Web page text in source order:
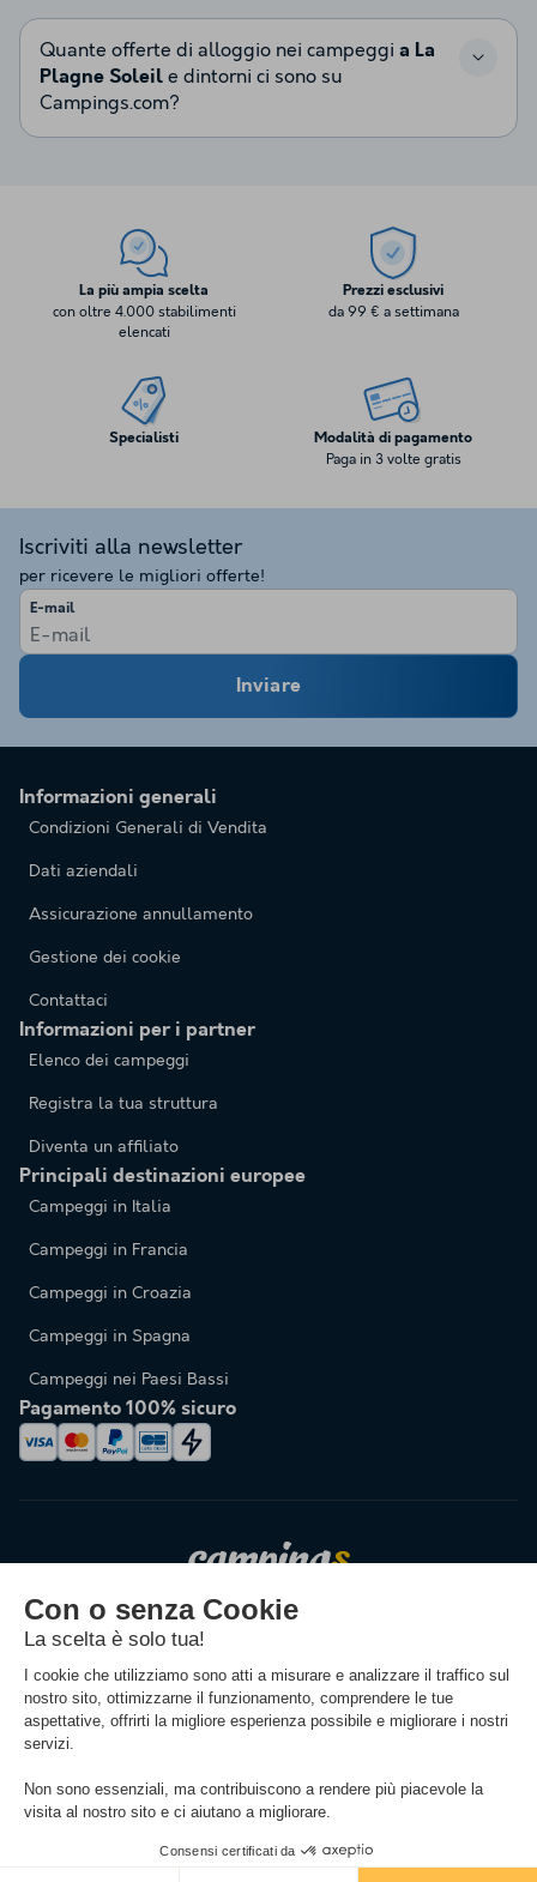
Quante offerte di alloggio nei campeggi a La
Plagne Soleil e dintorni ci sono su
Campings.com?
La più ampia scelta
con oltre 4.000 stabilimenti
elencati
Prezzi esclusivi
da 99 € a settimana
Specialisti Modalità di pagamento
Paga in 3 volte gratis
Iscriviti alla newsletter
per ricevere le migliori offerte!
E-mail
Inviare
Informazioni generali
Condizioni Generali di Vendita
Dati aziendali
Assicurazione annullamento
Gestione dei cookie
Contattaci
Informazioni per i partner
Elenco dei campeggi
Registra la tua struttura
Diventa un affiliato
Principali destinazioni europee
Campeggi in Italia
Campeggi in Francia
Campeggi in Croazia
Campeggi in Spagna
Campeggi nei Paesi Bassi
Pagamento 100% sicuro
Cambiare la lingua
(1) Cancellazione gratuita fino a 30 giorni prima dell'inizio del soggiorno (non è richiesta
alcuna giustificazione e il rimborso avviene sotto forma di nota di credito).
condizioni
il 23/08/2026 incluso. Pagamento di un acconto di 1€ al momento della prenotazione
(eccetto spese di gestione e assicurazione), e saldo in 3 rate.